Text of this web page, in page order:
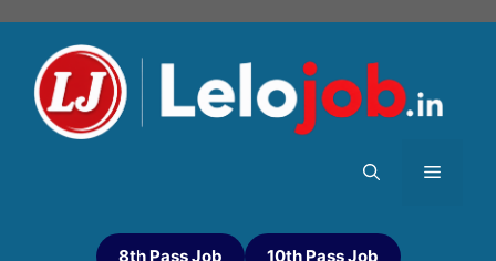
8th Pass Job 10th Pass Job